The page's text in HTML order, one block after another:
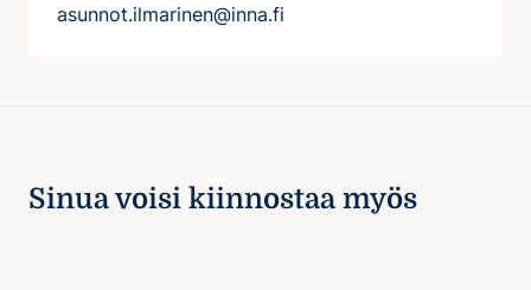
asunnot.ilmarinen@inna.fi
Sinua voisi kiinnostaa myös